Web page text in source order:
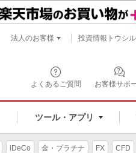
よくあるご質問 お客様サポ
ツール・アプリ
法人のお客様 投資情報トウシル
iDeCo 金・プラチナ FX CFD